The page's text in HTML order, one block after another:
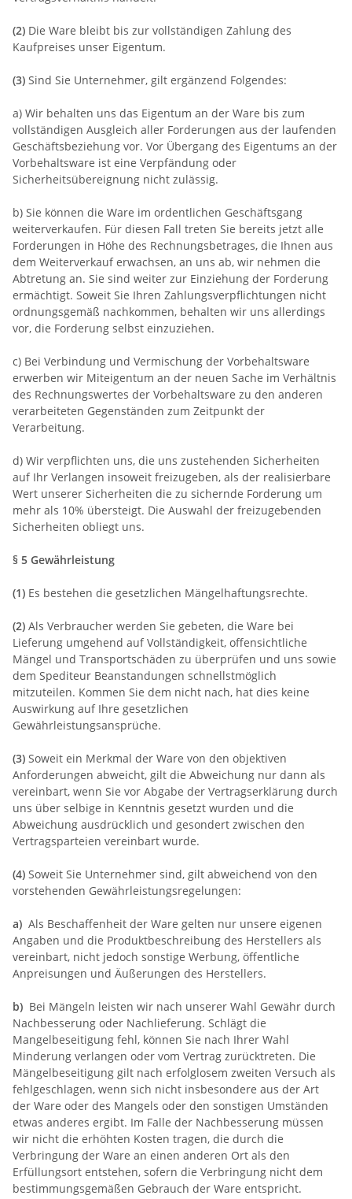
(2) Die Ware bleibt bis zur vollständigen Zahlung des
Kaufpreises unser Eigentum.
(3) Sind Sie Unternehmer, gilt ergänzend Folgendes:
a) Wir behalten uns das Eigentum an der Ware bis zum
vollständigen Ausgleich aller Forderungen aus der laufenden
Geschäftsbeziehung vor. Vor Übergang des Eigentums an der
Vorbehaltsware ist eine Verpfändung oder
Sicherheitsübereignung nicht zulässig.
b) Sie können die Ware im ordentlichen Geschäftsgang
weiterverkaufen. Für diesen Fall treten Sie bereits jetzt alle
Forderungen in Höhe des Rechnungsbetrages, die Ihnen aus
dem Weiterverkauf erwachsen, an uns ab, wir nehmen die
Abtretung an. Sie sind weiter zur Einziehung der Forderung
ermächtigt. Soweit Sie Ihren Zahlungsverpflichtungen nicht
ordnungsgemäß nachkommen, behalten wir uns allerdings
vor, die Forderung selbst einzuziehen.
c) Bei Verbindung und Vermischung der Vorbehaltsware
erwerben wir Miteigentum an der neuen Sache im Verhältnis
des Rechnungswertes der Vorbehaltsware zu den anderen
verarbeiteten Gegenständen zum Zeitpunkt der
Verarbeitung.
d) Wir verpflichten uns, die uns zustehenden Sicherheiten
auf Ihr Verlangen insoweit freizugeben, als der realisierbare
Wert unserer Sicherheiten die zu sichernde Forderung um
mehr als 10% übersteigt. Die Auswahl der freizugebenden
Sicherheiten obliegt uns.
§ 5 Gewährleistung
(1) Es bestehen die gesetzlichen Mängelhaftungsrechte.
(2) Als Verbraucher werden Sie gebeten, die Ware bei
Lieferung umgehend auf Vollständigkeit, offensichtliche
Mängel und Transportschäden zu überprüfen und uns sowie
dem Spediteur Beanstandungen schnellstmöglich
mitzuteilen. Kommen Sie dem nicht nach, hat dies keine
Auswirkung auf Ihre gesetzlichen
Gewährleistungsansprüche.
(3) Soweit ein Merkmal der Ware von den objektiven
Anforderungen abweicht, gilt die Abweichung nur dann als
vereinbart, wenn Sie vor Abgabe der Vertragserklärung durch
uns über selbige in Kenntnis gesetzt wurden und die
Abweichung ausdrücklich und gesondert zwischen den
Vertragsparteien vereinbart wurde.
(4) Soweit Sie Unternehmer sind, gilt abweichend von den
vorstehenden Gewährleistungsregelungen:
a) Als Beschaffenheit der Ware gelten nur unsere eigenen
Angaben und die Produktbeschreibung des Herstellers als
vereinbart, nicht jedoch sonstige Werbung, öffentliche
Anpreisungen und Äußerungen des Herstellers.
b) Bei Mängeln leisten wir nach unserer Wahl Gewähr durch
Nachbesserung oder Nachlieferung. Schlägt die
Mangelbeseitigung fehl, können Sie nach Ihrer Wahl
Minderung verlangen oder vom Vertrag zurücktreten. Die
Mängelbeseitigung gilt nach erfolglosem zweiten Versuch als
fehlgeschlagen, wenn sich nicht insbesondere aus der Art
der Ware oder des Mangels oder den sonstigen Umständen
etwas anderes ergibt. Im Falle der Nachbesserung müssen
wir nicht die erhöhten Kosten tragen, die durch die
Verbringung der Ware an einen anderen Ort als den
Erfüllungsort entstehen, sofern die Verbringung nicht dem
bestimmungsgemäßen Gebrauch der Ware entspricht.